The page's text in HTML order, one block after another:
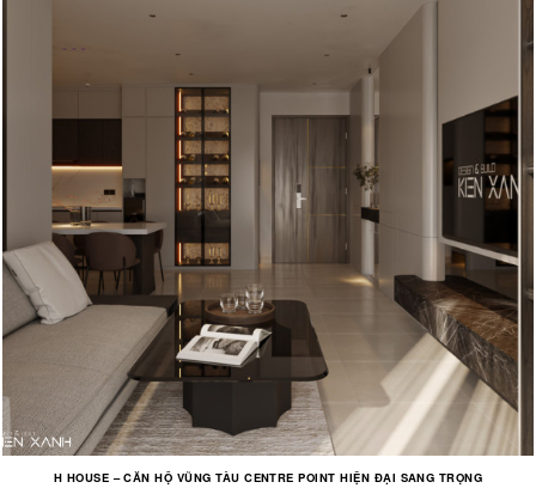
H HOUSE – CĂN HỘ VŨNG TÀU CENTRE POINT HIỆN ĐẠI SANG TRỌNG